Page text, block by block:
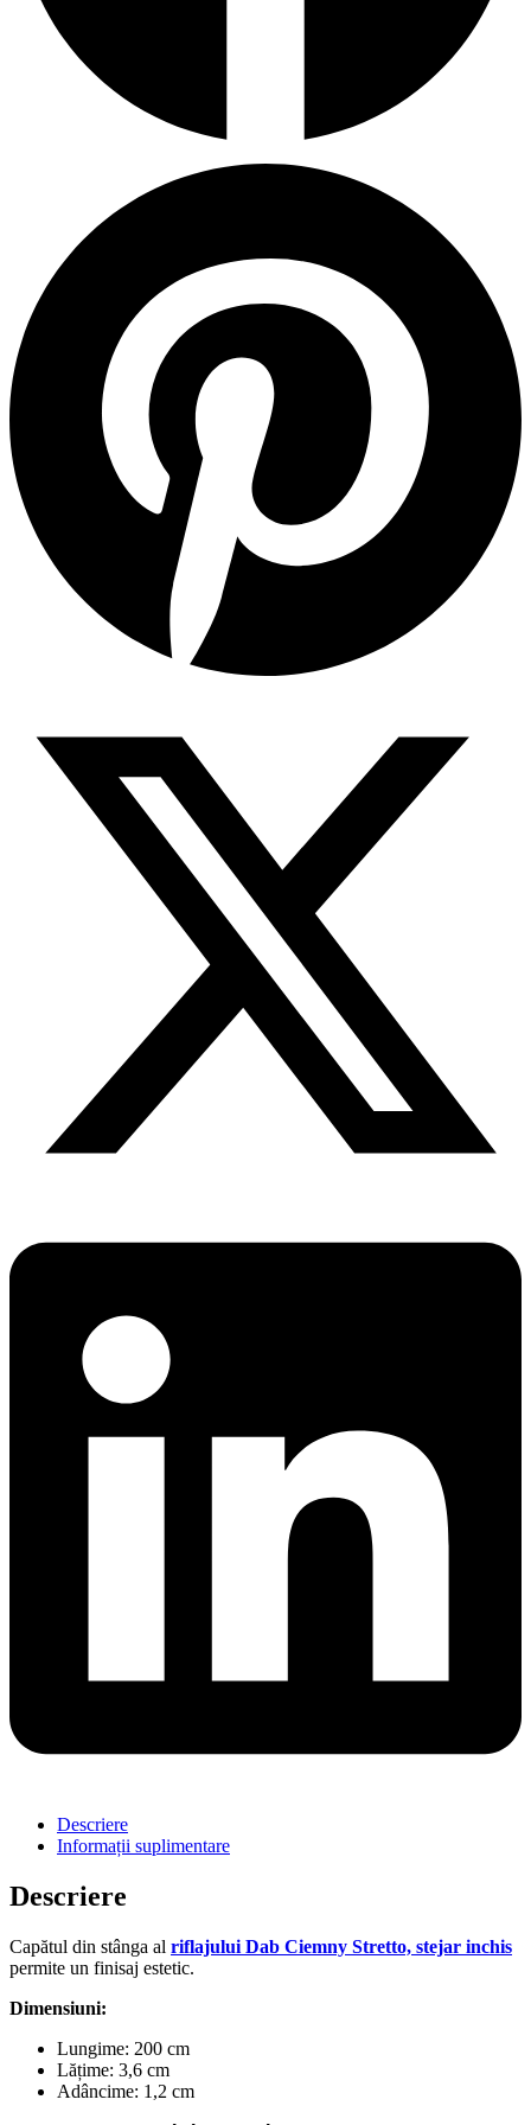
Descriere
Informații suplimentare
Descriere
Capătul din stânga al riflajului Dab Ciemny Stretto, stejar inchis
permite un finisaj estetic.
Dimensiuni:
Lungime: 200 cm
Lățime: 3,6 cm
Adâncime: 1,2 cm